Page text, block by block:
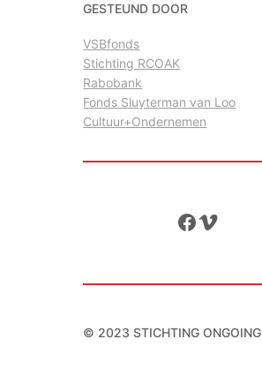
GESTEUND DOOR
VSBfonds
Stichting RCOAK
Rabobank
Fonds Sluyterman van Loo
Cultuur+Ondernemen
Facebook Vimeo
© 2023 STICHTING ONGOING